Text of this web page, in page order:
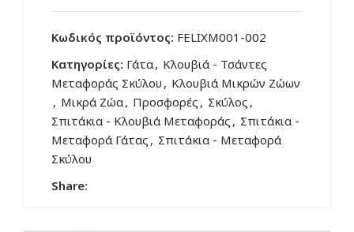
Κωδικός προϊόντος: FELIXM001-002
Κατηγορίες: Γάτα, Κλουβιά - Τσάντες
Μεταφοράς Σκύλου , Κλουβιά Μικρών Ζώων
, Μικρά Ζώα, Προσφορές , Σκύλος ,
Σπιτάκια - Κλουβιά Μεταφοράς , Σπιτάκια -
Μεταφορά Γάτας , Σπιτάκια - Μεταφορά
Σκύλου
Share: